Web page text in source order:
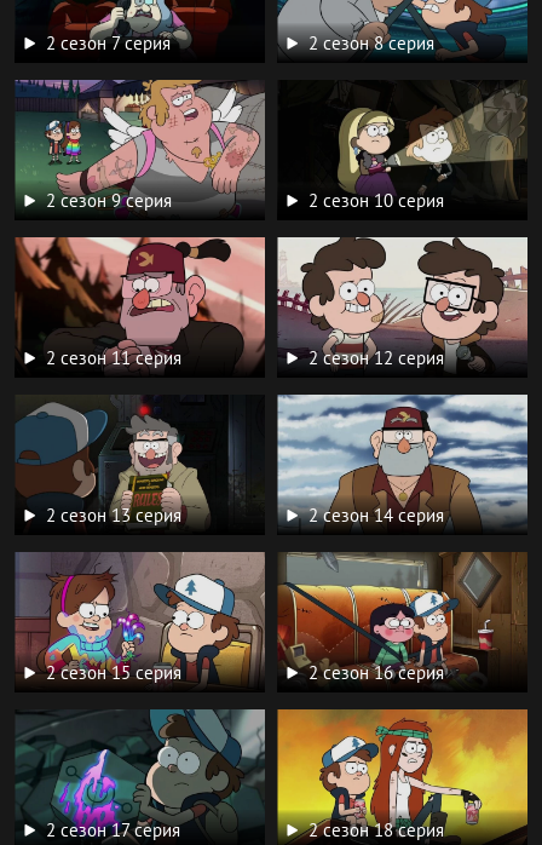
2 сезон 7 серия 2 сезон 8 серия
2 сезон 9 серия 2 сезон 10 серия
2 сезон 11 серия 2 сезон 12 серия
2 сезон 13 серия 2 сезон 14 серия
2 сезон 15 серия 2 сезон 16 серия
2 сезон 17 серия 2 сезон 18 серия